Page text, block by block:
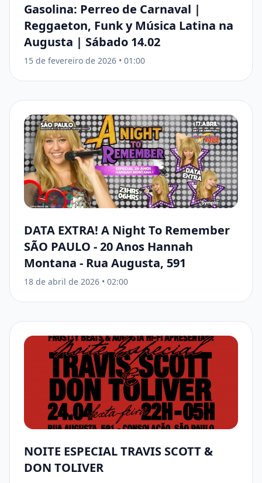
Gasolina: Perreo de Carnaval |
Reggaeton, Funk y Música Latina na
Augusta | Sábado 14.02
15 de fevereiro de 2026 • 01:00
DATA EXTRA! A Night To Remember
SÃO PAULO - 20 Anos Hannah
Montana - Rua Augusta, 591
18 de abril de 2026 • 02:00
NOITE ESPECIAL TRAVIS SCOTT &
DON TOLIVER